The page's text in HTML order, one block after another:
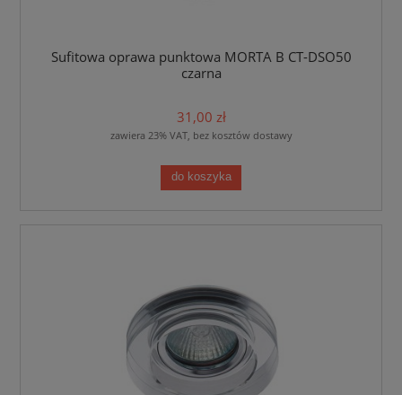
Sufitowa oprawa punktowa MORTA B CT-DSO50
czarna
31,00 zł
zawiera 23% VAT, bez kosztów dostawy
do koszyka